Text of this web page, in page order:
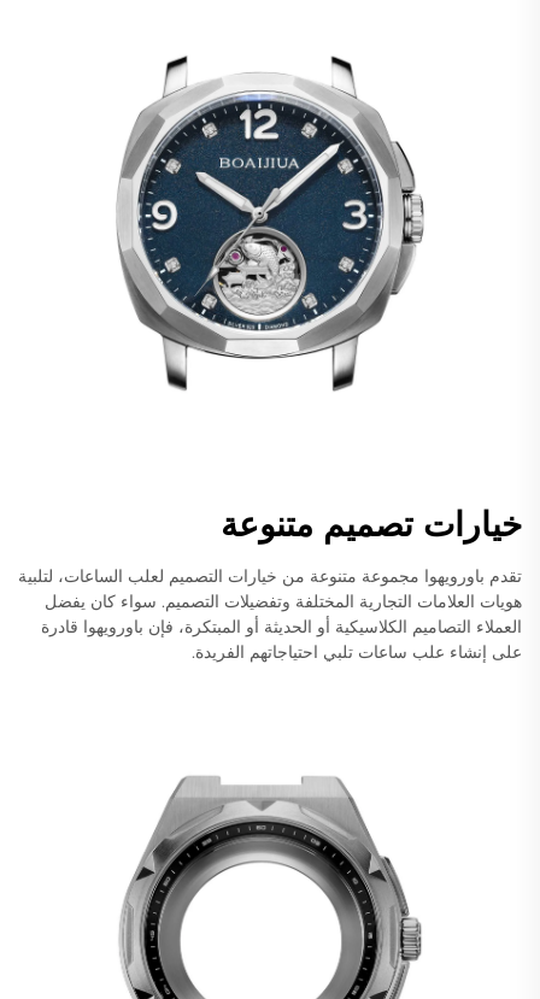
خيارات تصميم متنوعة
تقدم باورويهوا مجموعة متنوعة من خيارات التصميم لعلب الساعات، لتلبية
هويات العلامات التجارية المختلفة وتفضيلات التصميم. سواء كان يفضل
العملاء التصاميم الكلاسيكية أو الحديثة أو المبتكرة، فإن باورويهوا قادرة
على إنشاء علب ساعات تلبي احتياجاتهم الفريدة.